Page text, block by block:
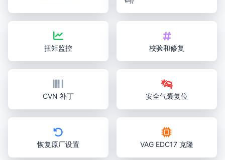
扭矩监控 校验和修复
CVN 补丁 安全气囊复位
恢复原厂设置 VAG EDC17 克隆